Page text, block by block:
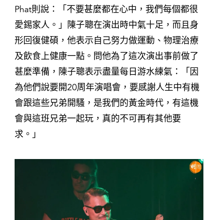
Phat則說：「不要甚麼都在心中，我們每個都很
愛錫家人。」陳子聰在演出時中氣十足，而且身
形回復健碩，他表示自己努力做運動、物理治療
及飲食上健康一點。問他為了這次演出事前做了
甚麼準備，陳子聰表示盡量每日游水練氣：「因
為他們說要開20周年演唱會，要感謝人生中有機
會跟這些兄弟開騷，是我們的黃金時代，有這機
會與這班兄弟一起玩，真的不可再有其他要
求。」